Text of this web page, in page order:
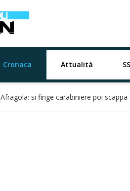
Cronaca Attualità
Afragola: si finge carabiniere poi scappa